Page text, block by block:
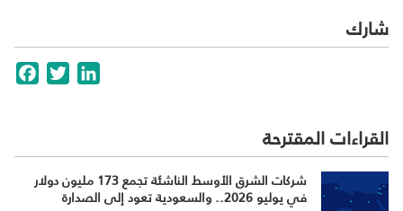
شارك
TwitterLinkedIn
القراءات المقترحة
شركات الشرق الأوسط الناشئة تجمع 173 مليون دولار
في يوليو 2026.. والسعودية تعود إلى الصدارة